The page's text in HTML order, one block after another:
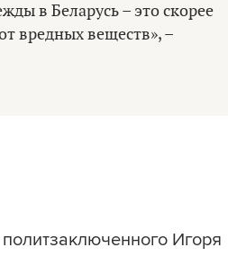
в Беларусь – это скорее
вредных веществ», –
Игоря